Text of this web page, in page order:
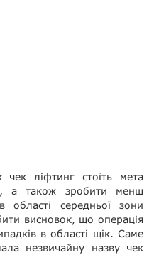
ліфтинг стоїть мета
а також зробити менш
середньої зони
висновок, що операція
в області щік. Саме
незвичайну назву чек